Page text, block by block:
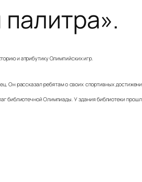
и атрибутику Олимпийских игр.
Он рассказал ребятам о своих спортивных
Олимпиады. У здания библиотеки